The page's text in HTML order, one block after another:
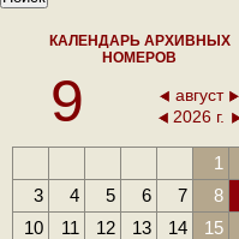
КАЛЕНДАРЬ АРХИВНЫХ
НОМЕРОВ
9
август
2026 г.
1
3
4 5 6 7 8
10
11 12 13 14 15